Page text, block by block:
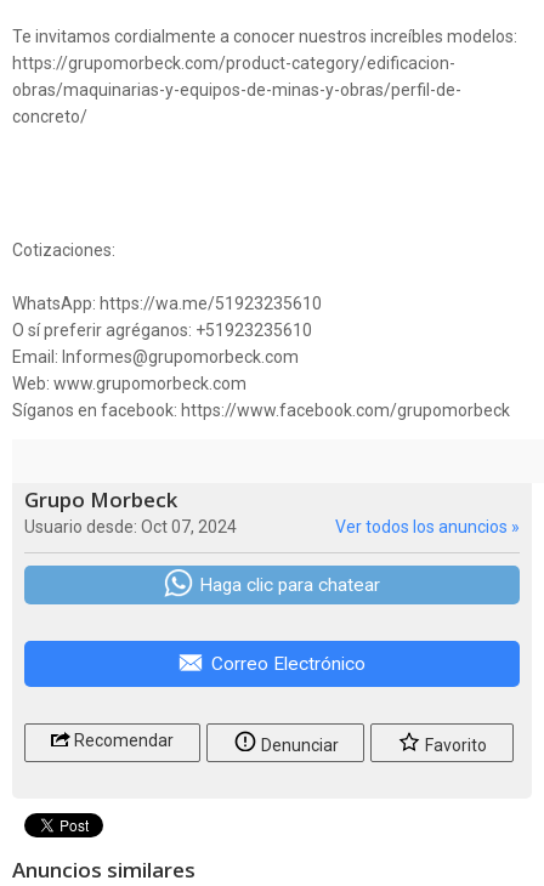
Te invitamos cordialmente a conocer nuestros increíbles modelos:
https://grupomorbeck.com/product-category/edificacion-
obras/maquinarias-y-equipos-de-minas-y-obras/perfil-de-
concreto/
Cotizaciones:
WhatsApp: https://wa.me/51923235610
O sí preferir agréganos: +51923235610
Email: Informes@grupomorbeck.com
Web: www.grupomorbeck.com
Síganos en facebook: https://www.facebook.com/grupomorbeck
Grupo Morbeck
Usuario desde: Oct 07, 2024 Ver todos los anuncios »
Haga clic para chatear
Correo Electrónico
Recomendar Denunciar Favorito
Anuncios similares